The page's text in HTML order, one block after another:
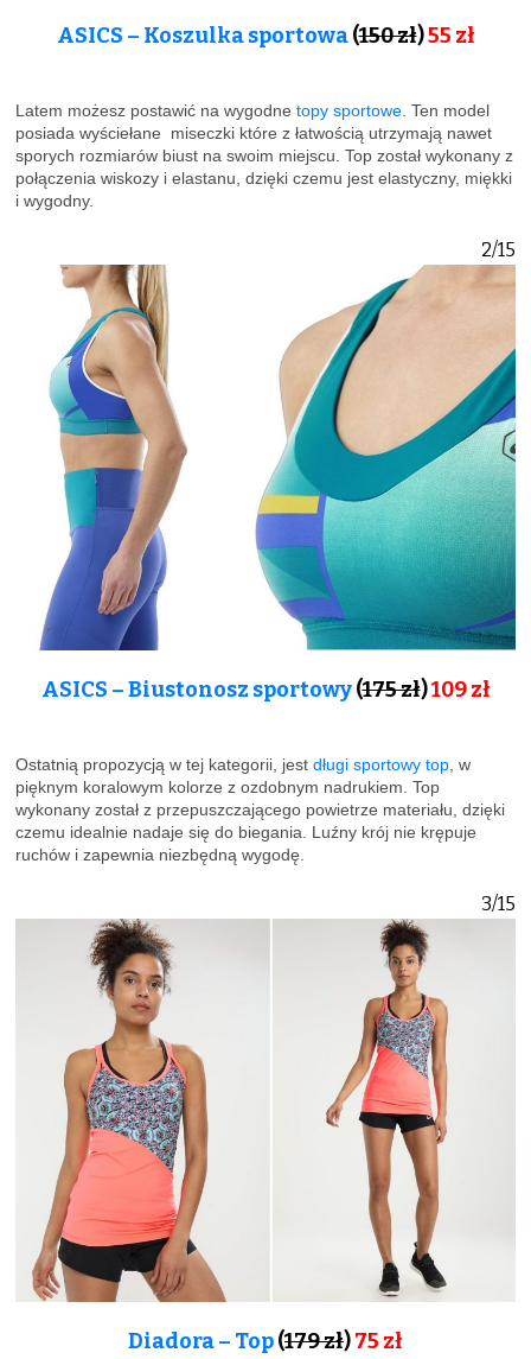
ASICS – Koszulka sportowa(150 zł)55 zł
Latem możesz postawić na wygodne topy sportowe. Ten model
posiada wyściełane miseczki które z łatwością utrzymają nawet
sporych rozmiarów biust na swoim miejscu. Top został wykonany z
połączenia wiskozy i elastanu, dzięki czemu jest elastyczny, miękki
i wygodny.
2/15
ASICS – Biustonosz sportowy(175 zł)109 zł
Ostatnią propozycją w tej kategorii, jest długi sportowy top , w
pięknym koralowym kolorze z ozdobnym nadrukiem. Top
wykonany został z przepuszczającego powietrze materiału, dzięki
czemu idealnie nadaje się do biegania. Luźny krój nie krępuje
ruchów i zapewnia niezbędną wygodę.
3/15
Diadora – Top(179 zł)75 zł